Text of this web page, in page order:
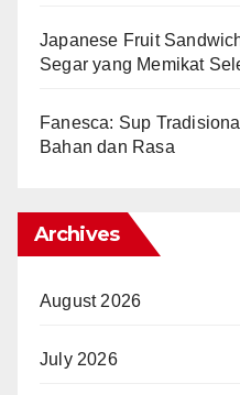
Japanese Fruit
Segar yang Memikat
Fanesca: Sup
Bahan dan Rasa
Archives
August 2026
July 2026